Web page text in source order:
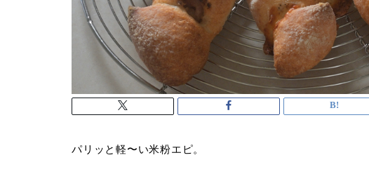
パリッと軽〜い米粉エピ。